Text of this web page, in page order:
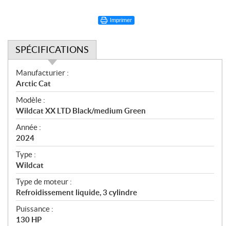
Imprimer
SPÉCIFICATIONS
S
p
é
c
i
f
i
c
a
t
i
o
n
s
Manufacturier :
Arctic Cat
Modèle :
Wildcat XX LTD Black/medium Green
Année :
2024
Type :
Wildcat
Type de moteur :
Refroidissement liquide, 3 cylindre
Puissance :
130 HP